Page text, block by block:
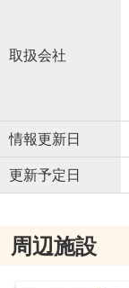
取扱会社
情報更新日
更新予定日
周辺施設